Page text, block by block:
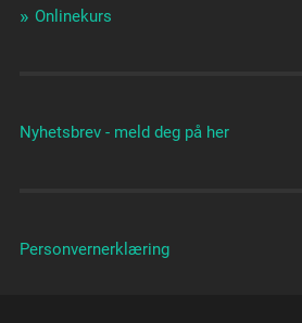
Onlinekurs
Nyhetsbrev - meld deg på her
Personvernerklæring